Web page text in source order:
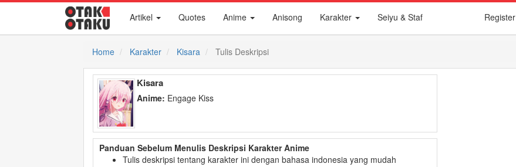
Register
Artikel Quotes Anime Anisong Karakter Seiyu & Staf
Home Karakter Kisara Tulis Deskripsi
Kisara
Anime: Engage Kiss
Panduan Sebelum Menulis Deskripsi Karakter Anime
Tulis deskripsi tentang karakter ini dengan bahasa indonesia yang mudah